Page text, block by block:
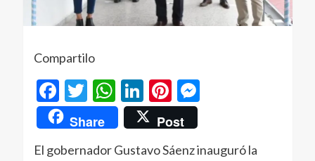
Compartilo
Facebook
Twitter
WhatsApp
LinkedIn
Pinterest
Messenger
Share Post
El gobernador Gustavo Sáenz inauguró la